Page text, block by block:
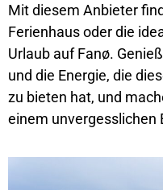
Mit diesem Anbieter
Ferienhaus oder die
Urlaub auf Fanø.
und die Energie, die
zu bieten hat, und
einem unvergesslichen